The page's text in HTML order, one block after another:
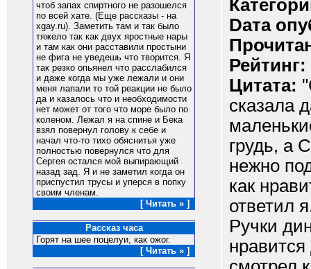
чтоб запах спиртного не разошелся
по всей хате. (Еще рассказы - на
xgay.ru). Заметить там и так было
тяжело так как двух яростные нары
и там как они расставили простыни
не фига не уведешь что творится. Я
так резко опьянел что расслабился
и даже когда мы уже лежали и они
меня лапали то той реакции не было
да и казалось что и необходимости
нет может от того что море было по
коленом. Лежал я на спине и Бека
взял повернул голову к себе и
начал что-то тихо обяснитья уже
полностью повернулся что для
Сергея остался мой выпирающий
назад зад. Я и не заметил когда он
приспустил трусы и уперся в попку
своим членам.
[ Читать » ]
Рассказ часа
Горят на шее поцелуи, как ожог.
[ Читать » ]
Dата
Рейтинг:
Цитата:
сказала
грудь, а
нежно
как
ответил
Ручки